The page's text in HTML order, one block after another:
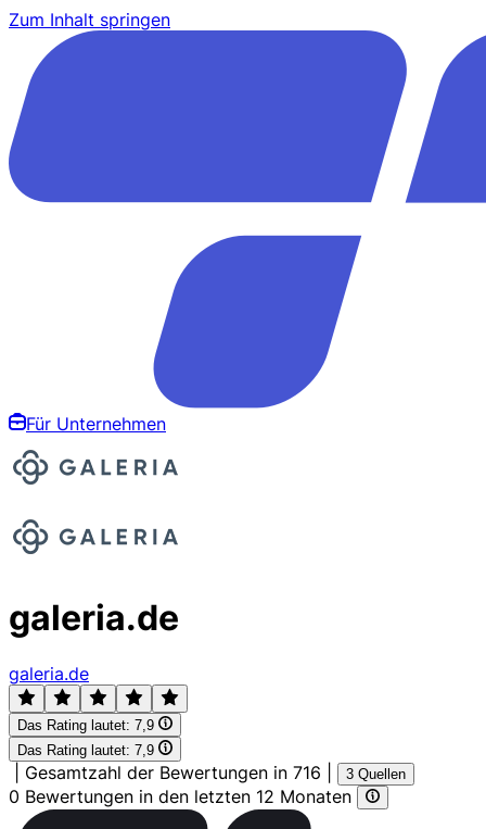
Zum Inhalt springen
Für Unternehmen
galeria.de
galeria.de
Das Rating lautet: 7,9
Das Rating lautet: 7,9
Gesamtzahl der Bewertungen in 716 3 Quellen
0 Bewertungen in den letzten 12 Monaten